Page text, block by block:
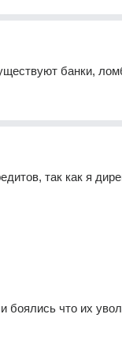
банки,
так как я
боялись что их